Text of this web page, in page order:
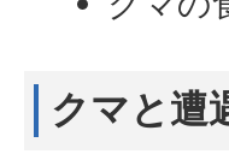
クマと遭